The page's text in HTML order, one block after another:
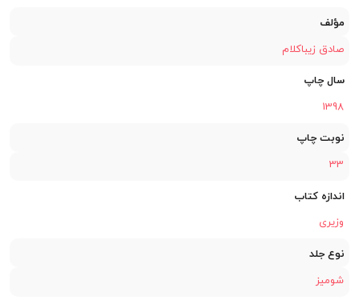
مؤلف
صادق زیباکلام
سال چاپ
1398
نوبت چاپ
33
اندازه کتاب
وزیری
نوع جلد
شومیز